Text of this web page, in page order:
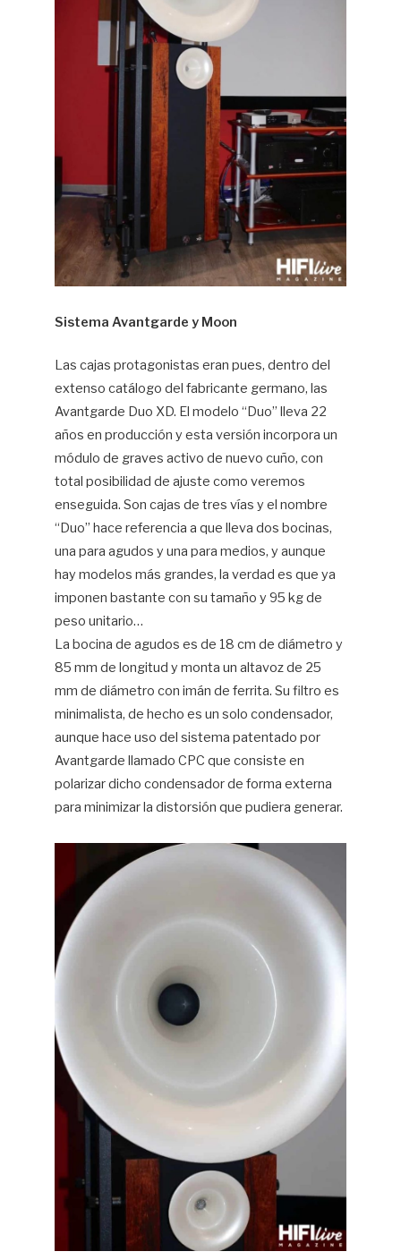
Sistema Avantgarde y Moon
Las cajas protagonistas eran pues, dentro del
extenso catálogo del fabricante germano, las
Avantgarde Duo XD. El modelo “Duo” lleva 22
años en producción y esta versión incorpora un
módulo de graves activo de nuevo cuño, con
total posibilidad de ajuste como veremos
enseguida. Son cajas de tres vías y el nombre
“Duo” hace referencia a que lleva dos bocinas,
una para agudos y una para medios, y aunque
hay modelos más grandes, la verdad es que ya
imponen bastante con su tamaño y 95 kg de
peso unitario…
La bocina de agudos es de 18 cm de diámetro y
85 mm de longitud y monta un altavoz de 25
mm de diámetro con imán de ferrita. Su filtro es
minimalista, de hecho es un solo condensador,
aunque hace uso del sistema patentado por
Avantgarde llamado CPC que consiste en
polarizar dicho condensador de forma externa
para minimizar la distorsión que pudiera generar.